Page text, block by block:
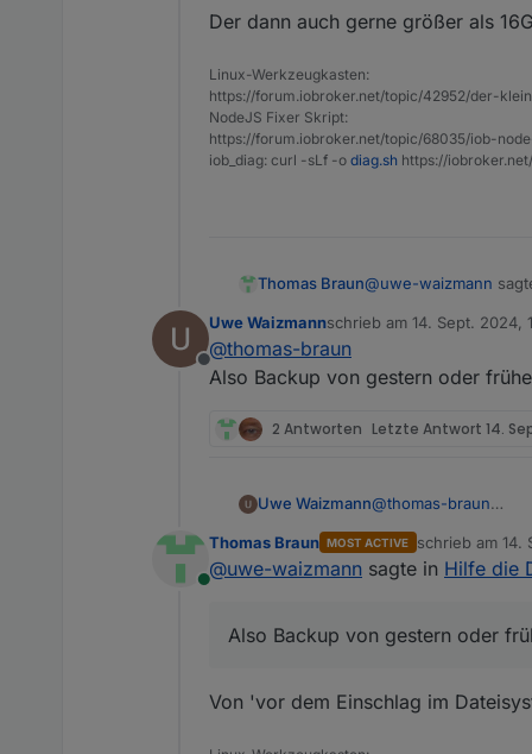
Der dann auch gerne größer als
Linux-Werkzeugkasten:
https://forum.iobroker.net/topic/42952/der-
NodeJS Fixer Skript:
https://forum.iobroker.net/topic/68035/iob-
iob_diag: curl -sLf -o diag.sh https://
Thomas Braun@uwe-waizmann
Jetzt würdest du ja
Offline
Uwe Waizmannschrieb am 14. Sept. 2024,
zuletzt editiert von
@thomas-braun
Also Backup von gestern oder
2 Antworten Letzte Antwort 14.
Uwe Waizmann@thomas-braun
Online
Thomas Braun MOST ACTIVE schrieb am 14.
zuletzt editiert
@uwe-waizmann sagte in Hilfe die
Also Backup von gestern oder
Von 'vor dem Einschlag im